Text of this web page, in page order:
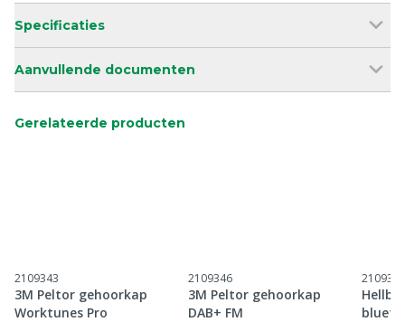
Specificaties
Aanvullende documenten
Gerelateerde producten
2109343
3M Peltor gehoorkap
Worktunes Pro
2109346
3M Peltor gehoorkap
DAB+ FM
2109348